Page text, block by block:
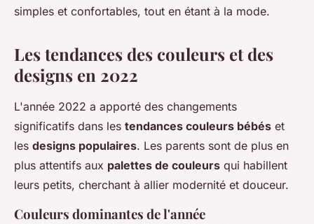
simples et confortables, tout en étant à la mode.
Les tendances des couleurs et des
designs en 2022
L'année 2022 a apporté des changements
significatifs dans les tendances couleurs bébés et
les designs populaires. Les parents sont de plus en
plus attentifs aux palettes de couleurs qui habillent
leurs petits, cherchant à allier modernité et douceur.
Couleurs dominantes de l'année